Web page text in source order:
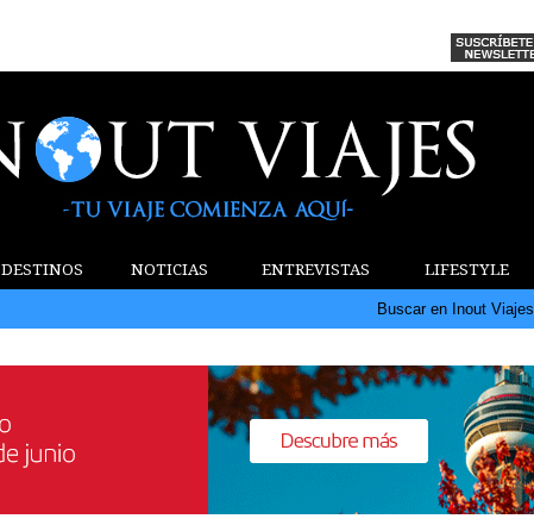
DESTINOS NOTICIAS ENTREVISTAS LIFESTYLE
Buscar en Inout Viajes